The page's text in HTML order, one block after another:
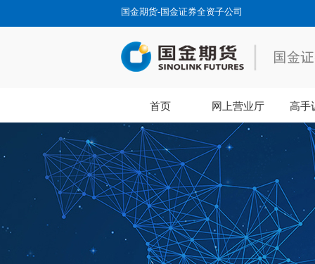
国金期货-国金证券全资子公司
首页 网上营业厅 高手